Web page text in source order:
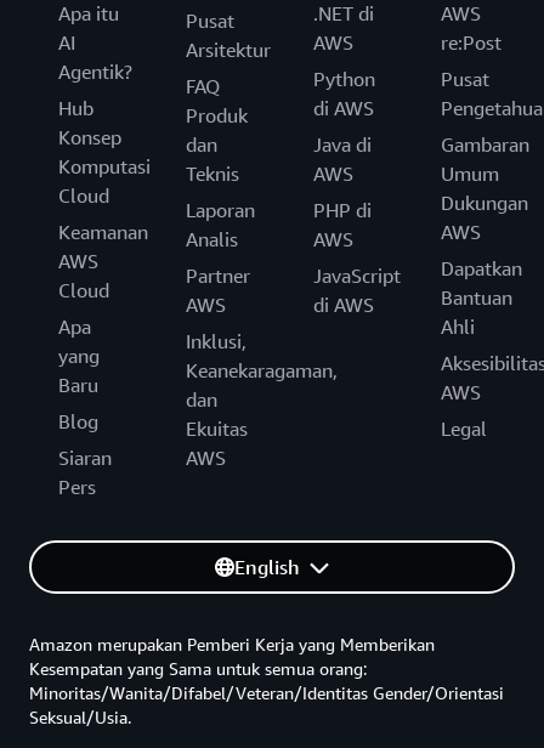
Apa itu
AI
Agentik?
Hub
Konsep
Komputasi
Cloud
Keamanan
AWS
Cloud
Apa
yang
Baru
Blog
Siaran
Pers
Pusat
Arsitektur
FAQ
Produk
dan
Teknis
Laporan
Analis
Partner
AWS
Inklusi,
Keanekaragaman,
dan
Ekuitas
AWS
.NET di
AWS
Python
di AWS
Java di
AWS
PHP di
AWS
JavaScript
di AWS
AWS
re:Post
Pusat
Gambaran
Umum
Dukungan
AWS
Dapatkan
Bantuan
Ahli
AWS
Legal
English
Amazon merupakan Pemberi Kerja yang Memberikan
Kesempatan yang Sama untuk semua orang:
Minoritas/Wanita/Difabel/Veteran/Identitas Gender/Orientasi
Seksual/Usia.